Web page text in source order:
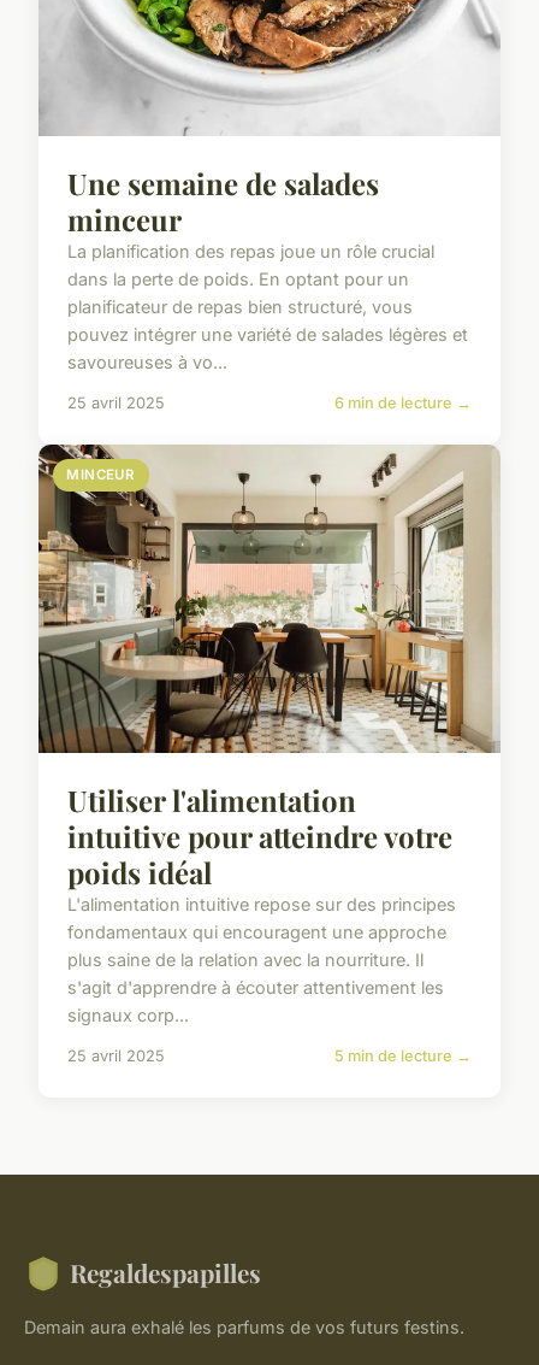
Une semaine de salades
minceur
La planification des repas joue un rôle crucial
dans la perte de poids. En optant pour un
planificateur de repas bien structuré, vous
pouvez intégrer une variété de salades légères et
savoureuses à vo...
25 avril 2025 6 min de lecture →
MINCEUR
Utiliser l'alimentation
intuitive pour atteindre votre
poids idéal
L'alimentation intuitive repose sur des principes
fondamentaux qui encouragent une approche
plus saine de la relation avec la nourriture. Il
s'agit d'apprendre à écouter attentivement les
signaux corp...
25 avril 2025 5 min de lecture →
Regaldespapilles
Demain aura exhalé les parfums de vos futurs festins.